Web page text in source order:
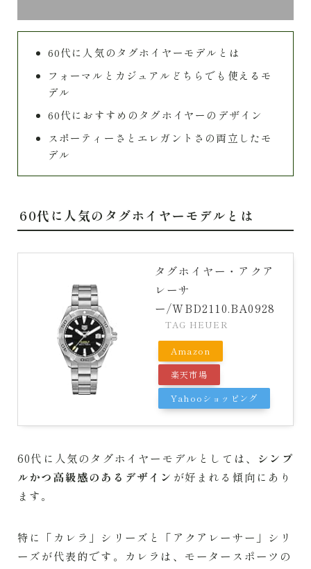
60代に人気のタグホイヤーモデルとは
フォーマルとカジュアルどちらでも使えるモ
デル
60代におすすめのタグホイヤーのデザイン
スポーティーさとエレガントさの両立したモ
デル
60代に人気のタグホイヤーモデルとは
タグホイヤー・アクア
レーサ
ー/WBD2110.BA0928
TAG HEUER
Amazon
楽天市場
Yahooショッピング
60代に人気のタグホイヤーモデルとしては、 シンプ
ルかつ高級感のあるデザイン が好まれる傾向にあり
ます。
特に「カレラ」シリーズと「アクアレーサー」シリ
ーズが代表的です。カレラは、モータースポーツの